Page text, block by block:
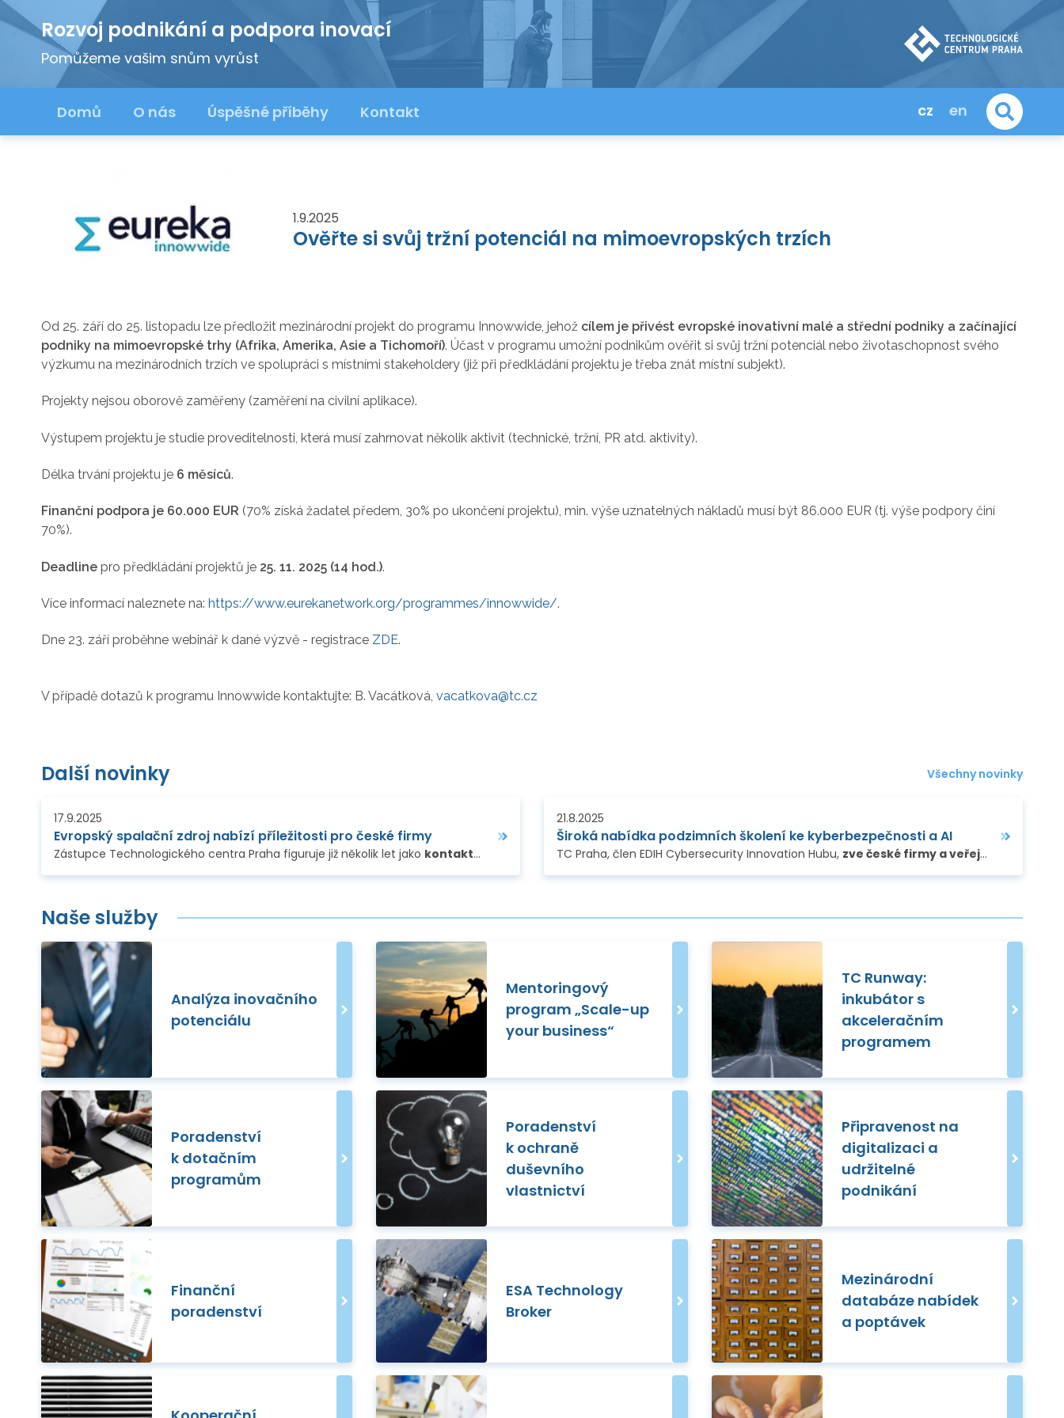
Rozvoj podnikání a podpora inovací
Pomůžeme vašim snům vyrůst
Domů O nás Úspěšné příběhy Kontakt cz en
1.9.2025
Ověřte si svůj tržní potenciál na mimoevropských trzích
Od 25. září do 25. listopadu lze předložit mezinárodní projekt do programu Innowwide, jehož cílem je přivést evropské inovativní malé a střední podniky a začínající
podniky na mimoevropské trhy (Afrika, Amerika, Asie a Tichomoří). Účast v programu umožní podnikům ověřit si svůj tržní potenciál nebo životaschopnost svého
výzkumu na mezinárodních trzích ve spolupráci s místními stakeholdery (již při předkládání projektu je třeba znát místní subjekt).
Projekty nejsou oborově zaměřeny (zaměření na civilní aplikace).
Výstupem projektu je studie proveditelnosti, která musí zahrnovat několik aktivit (technické, tržní, PR atd. aktivity).
Délka trvání projektu je 6 měsíců.
Finanční podpora je 60.000 EUR (70% získá žadatel předem, 30% po ukončení projektu), min. výše uznatelných nákladů musí být 86.000 EUR (tj. výše podpory činí
70%).
Deadline pro předkládání projektů je 25. 11. 2025 (14 hod.).
Více informací naleznete na: https://www.eurekanetwork.org/programmes/innowwide/.
Dne 23. září proběhne webinář k dané výzvě - registrace ZDE.
V případě dotazů k programu Innowwide kontaktujte: B. Vacátková, vacatkova@tc.cz
Další novinky Všechny novinky
17.9.2025
Evropský spalační zdroj nabízí příležitosti pro české firmy
Zástupce Technologického centra Praha figuruje již několik let jako kontaktní bod pro spolupráci mezi Evropským spalačním zdrojem (European Spallation Source
21.8.2025
Široká nabídka podzimních školení ke kyberbezpečnosti a AI
TC Praha, člen EDIH Cybersecurity Innovation Hubu, zve české firmy a veřejné subjekty na nová podzimní školení k problematice kyberbezpečnosti a AI
Naše služby
Analýza inovačního
potenciálu
Mentoringový
program „Scale-up
your business“
TC Runway:
inkubátor s
akceleračním
programem
Poradenství
k dotačním
programům
Poradenství
k ochraně
duševního
vlastnictví
Připravenost na
digitalizaci a
udržitelné
podnikání
Finanční
poradenství
ESA Technology
Broker
Mezinárodní
databáze nabídek
a poptávek